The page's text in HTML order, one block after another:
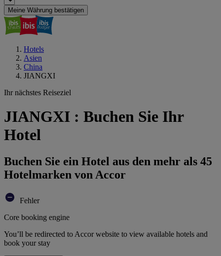
Meine Währung bestätigen
Hotels
Asien
China
JIANGXI
Ihr nächstes Reiseziel
JIANGXI : Buchen Sie Ihr
Hotel
Buchen Sie ein Hotel aus den mehr als 45
Hotelmarken von Accor
Fehler
Core booking engine
You’ll be redirected to Accor website to view available hotels and
book your stay